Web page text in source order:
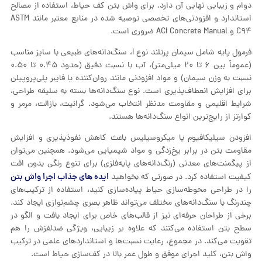
دوام و زیبایی نهایی آن دارد. برای واش بتن کف حیاط، استفاده از مصالح
استاندارد و افزودنی‌های تخصصی توصیه شده در منابع معتبر مانند ASTM
C۹۴ و ACI Concrete Manual ضروری است.
فرمول پایه شامل سیمان پرتلند نوع I، سنگ‌دانه‌های طبیعی با سایز مناسب
(عموماً بین ۶ تا ۲۰ میلی‌متر)، آب با نسبت دقیق (حدود ۰.۴۵ تا ۰.۵۰
نسبت به وزن سیمان) و مواد افزودنی مانند روان‌کننده یا فایبر پلی‌پروپیلن
برای افزایش انعطاف‌پذیری است. نوع سنگ‌دانه‌ها بسته به سلیقه طراحی،
شرایط اقلیمی و مقاومت مدنظر انتخاب می‌شود. گرانیت، بازالت، مرمر و
کوارتز از رایج‌ترین انواع سنگ‌دانه‌ها هستند.
افزودن سیلیکافیوم یا میکروسیلیس باعث کاهش نفوذپذیری و افزایش
مقاومت بتن در برابر یخ‌زدگی و مواد شیمیایی می‌شود. همچنین می‌توان
از پیگمنت‌های معدنی (رنگ‌دانه‌های پایه‌فلزی) برای تنوع رنگی بدون افت
کیفیت استفاده کرد. در صورتی که بخواهید ایده های جذاب اجرا واش بتن
را در طراحی محوطه‌سازی حیاط پیاده‌سازی کنید، استفاده از ترکیب‌های
چندرنگ با سنگ‌دانه‌های مختلف می‌تواند ظاهر بصری چشم‌نوازی ایجاد کند.
برخی از طراحان حرفه‌ای نیز از قالب‌های خاص برای ایجاد بافت و الگو در
سطح بتن استفاده می‌کنند که علاوه بر زیبایی، ویژگی ضدلغزش را هم
تقویت می‌کند. در مجموع، رعایت نسبت‌ها و استانداردهای علمی در ترکیب
واش بتن، کلید اجرای موفق و طول عمر بالا در کف‌سازی حیاط است.